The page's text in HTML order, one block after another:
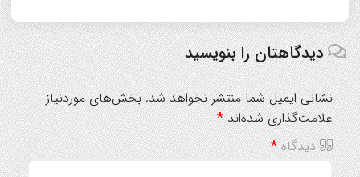
دیدگاهتان را بنویسید
نشانی ایمیل شما منتشر نخواهد شد. بخش‌های موردنیاز
علامت‌گذاری شده‌اند*
دیدگاه*